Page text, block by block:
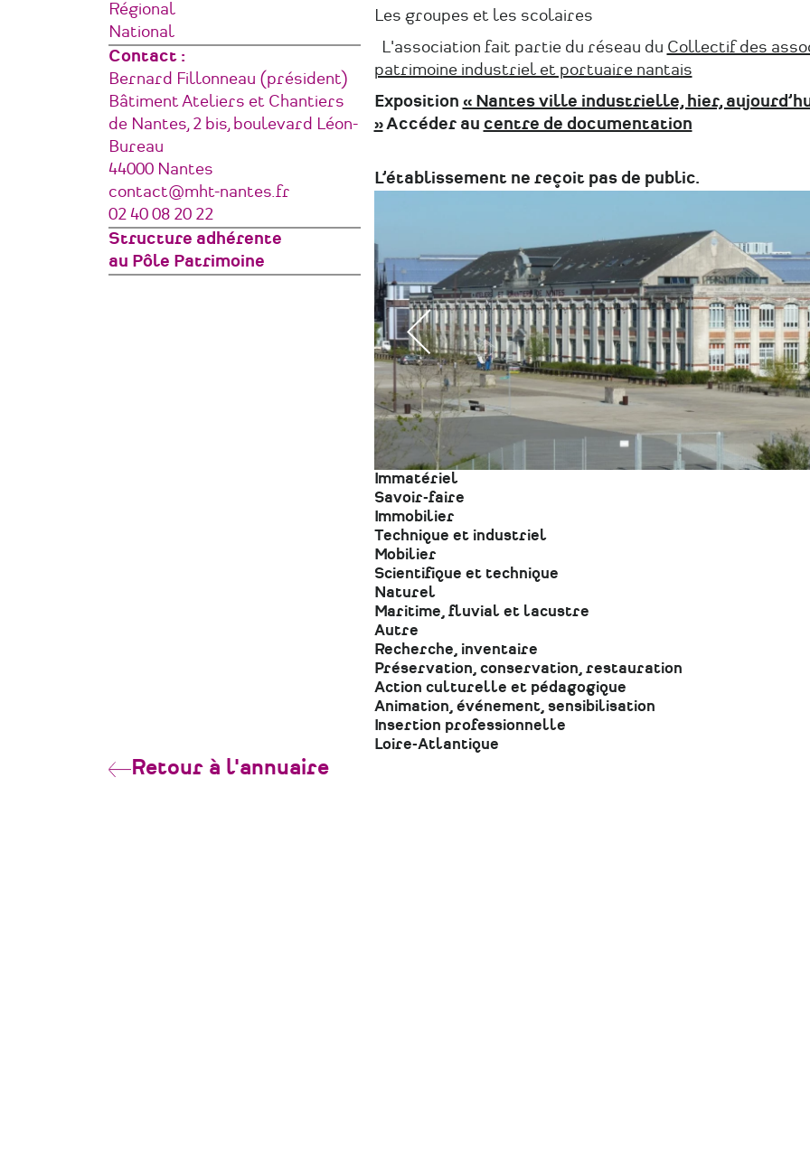
Régional
National
Contact :
Bernard Fillonneau (président)
Adresse
Bâtiment Ateliers et Chantiers
de Nantes, 2 bis, boulevard Léon-
Bureau
44000 Nantes
France
Courriel
contact@mht-nantes.fr
Téléphone
02 40 08 20 22
Structure adhérente
au Pôle Patrimoine
Les groupes et les scolaires
L'association fait partie du réseau du Collectif des
patrimoine industriel et portuaire nantais
Exposition « Nantes ville industrielle, hier,
»Accéder au centre de documentation
L’établissement ne reçoit pas de public.
Immatériel
Savoir-faire
Immobilier
Technique et industriel
Mobilier
Scientifique et technique
Naturel
Maritime, fluvial et lacustre
Autre
Recherche, inventaire
Préservation, conservation, restauration
Action culturelle et pédagogique
Animation, événement, sensibilisation
Insertion professionnelle
Loire-Atlantique
Retour à l'annuaire